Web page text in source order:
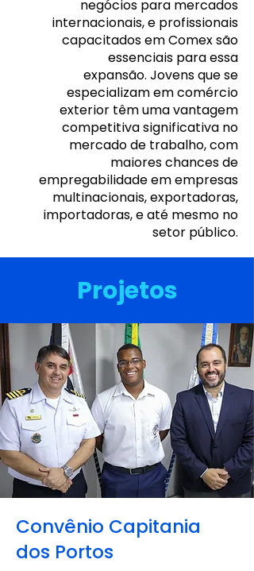
negócios para mercados
internacionais, e profissionais
capacitados em Comex são
essenciais para essa
expansão. Jovens que se
especializam em comércio
exterior têm uma vantagem
competitiva significativa no
mercado de trabalho, com
maiores chances de
empregabilidade em empresas
multinacionais, exportadoras,
importadoras, e até mesmo no
setor público.
Projetos
Convênio Capitania
dos Portos